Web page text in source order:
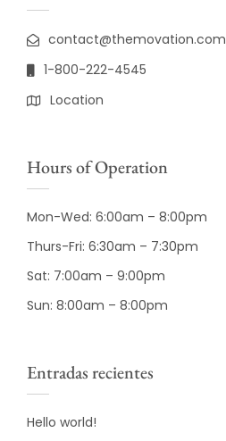
contact@themovation.com
1-800-222-4545
Location
Hours of Operation
Mon-Wed: 6:00am – 8:00pm
Thurs-Fri: 6:30am – 7:30pm
Sat: 7:00am – 9:00pm
Sun: 8:00am – 8:00pm
Entradas recientes
Hello world!